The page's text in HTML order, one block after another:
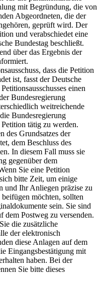
mit Begründung, die von
Abgeordneten, die der
geprüft wird. Der
und verabschiedet eine
Bundestag beschließt.
über das Ergebnis der
dass die Petition
ist, fasst der Deutsche
einen
Bundesregierung
weitreichende
Bundesregierung
tätig zu werden.
des Grundsatzes der
dem Beschluss des
In diesem Fall muss sie
gegenüber dem
Sie eine Petition
bitte Zeit, um einige
und Ihr Anliegen präzise zu
möchten, sollten
sein. Sie sind
dem Postweg zu versenden.
die zusätzliche
der elektronisch
diese Anlagen auf dem
Eingangsbestätigung mit
haben. Bei der
Sie bitte dieses